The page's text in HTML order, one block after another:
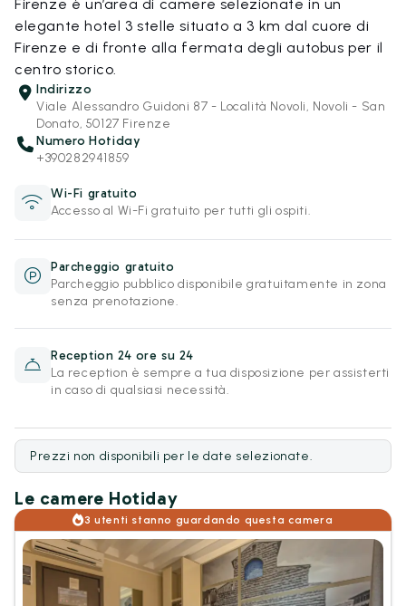
Firenze è un’area di camere selezionate in un
elegante hotel 3 stelle situato a 3 km dal cuore di
Firenze e di fronte alla fermata degli autobus per il
centro storico.
Indirizzo
Viale Alessandro Guidoni 87 - Località Novoli, Novoli - San
Donato, 50127 Firenze
Numero Hotiday
+390282941859
Wi-Fi gratuito
Accesso al Wi-Fi gratuito per tutti gli ospiti.
Parcheggio gratuito
Parcheggio pubblico disponibile gratuitamente in zona
senza prenotazione.
Reception 24 ore su 24
La reception è sempre a tua disposizione per assisterti
in caso di qualsiasi necessità.
Prezzi non disponibili per le date selezionate.
Le camere Hotiday
3 utenti stanno guardando questa camera